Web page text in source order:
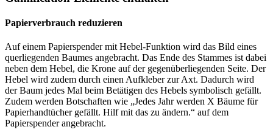
Papierverbrauch reduzieren
Auf einem Papierspender mit Hebel-Funktion wird das Bild eines
querliegenden Baumes angebracht. Das Ende des Stammes ist dabei
neben dem Hebel, die Krone auf der gegenüberliegenden Seite. Der
Hebel wird zudem durch einen Aufkleber zur Axt. Dadurch wird
der Baum jedes Mal beim Betätigen des Hebels symbolisch gefällt.
Zudem werden Botschaften wie „Jedes Jahr werden X Bäume für
Papierhandtücher gefällt. Hilf mit das zu ändern.“ auf dem
Papierspender angebracht.